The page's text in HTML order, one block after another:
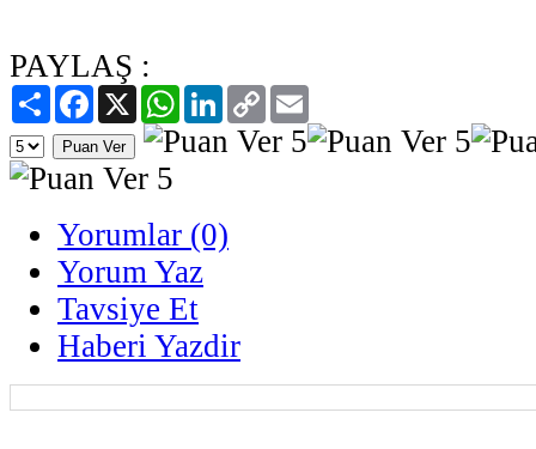
PAYLAŞ :
PaylaşFacebook
X WhatsAppLinkedIn
Copy
Link
Yorumlar (0)
Yorum Yaz
Tavsiye Et
Haberi Yazdir